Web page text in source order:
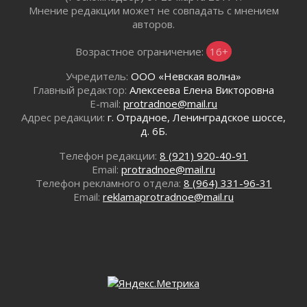
Генеральная репетиция векового юбилея
Открытое сердце и стремление делать добро
Давайте разберемся!
30 июля 2026
Круглую ригу в Гатчине отреставрируют в
2027 году
Путешествие к западным рубежам
Лаголовская общеобразовательная школа
откроется к концу сентября
Комфортное лето: в Ленобласти 30 июля
Мнение редакции может не совпадать с мнением
авторов.
Возрастное ограничение: 16+
Учредитель: ООО «Невская волна»
Главный редактор: Алексеева Елена Викторовна
E-mail: protradnoe@mail.ru
Адрес редакции: г. Отрадное, Ленинградское шоссе,
д. 6Б.
Телефон редакции: 8 (921) 920-40-91
Email: protradnoe@mail.ru
Телефон рекламного отдела: 8 (964) 331-96-31
Email: reklamaprotradnoe@mail.ru